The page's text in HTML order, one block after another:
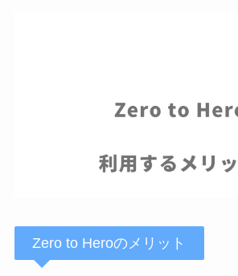
Zero to Heroのメリット